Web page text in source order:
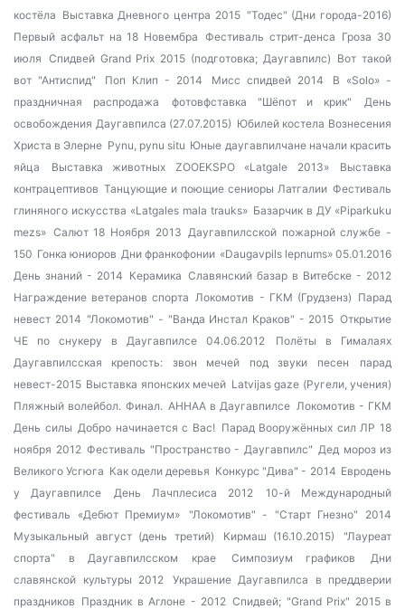
костёла Выставка Дневного центра 2015 "Тодес" (Дни города-2016)
Первый асфальт на 18 Новембра Фестиваль стрит-денса Гроза 30
июля Спидвей Grand Prix 2015 (подготовка; Даугавпилс) Вот такой
вот "Антиспид"
Поп Клип - 2014 Мисс спидвей 2014
В «Solo» -
праздничная распродажа
фотовфставка "Шёпот и крик"
День
освобождения Даугавпилса (27.07.2015) Юбилей костела Вознесения
Христа в Элерне Pynu, pynu situ Юные даугавпилчане начали красить
яйца
Выставка животных ZOOEKSPO «Latgale 2013»
Выставка
контрацептивов Танцующие и поющие сениоры Латгалии Фестиваль
глиняного искусства «Latgales mala trauks» Базарчик в ДУ «Piparkuku
mezs» Салют 18 Ноября 2013 Даугавпилсской пожарной службе -
150 Гонка юниоров Дни франкофонии «Daugavpils lepnums» 05.01.2016
День знаний - 2014 Керамика Славянский базар в Витебске - 2012
Награждение ветеранов спорта Локомотив - ГКМ (Грудзенз) Парад
невест 2014 "Локомотив" - "Ванда Инстал Краков" - 2015 Открытие
ЧЕ по снукеру в Даугавпилсе 04.06.2012
Полёты в Гималаях
Даугавпилсская крепость: звон мечей под звуки песен
парад
невест-2015 Выставка японских мечей Latvijas gaze (Ругели, учения)
Пляжный волейбол. Финал. AHHAA в Даугавпилсе Локомотив - ГКМ
День силы Добро начинается с Вас! Парад Вооружённых сил ЛР 18
ноября 2012 Фестиваль "Пространство - Даугавпилс" Дед мороз из
Великого Усгюга Как одели деревья Конкурс "Дива" - 2014 Евродень
у Даугавпилсе
День Лачплесиса 2012
10-й Международный
фестиваль «Дебют Премиум»
"Локомотив" - "Старт Гнезно" 2014
Музыкальный август (день третий)
Кирмаш (16.10.2015)
"Лауреат
спорта" в Даугавпилсском крае
Симпозиум графиков
Дни
славянской культуры 2012
Украшение Даугавпилса в преддверии
праздников Праздник в Аглоне - 2012 Спидвей; "Grand Prix" 2015 в